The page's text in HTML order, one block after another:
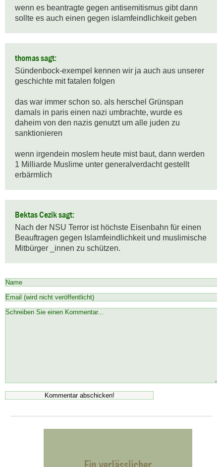
wenn es beantragte gegen antisemitismus gibt dann
sollte es auch einen gegen islamfeindlichkeit geben
thomas sagt:
Sündenbock-exempel kennen wir ja auch aus unserer
geschichte mit fatalen folgen
das war immer schon so. als herschel Grünspan
damals in paris einen nazi umbrachte, wurde es
daheim von den nazis genutzt um alle juden zu
sanktionieren
wenn irgendein moslem heute mist baut, dann werden
1 Milliarde Muslime unter generalverdacht gestellt
erbärmlich
Bektas Cezik sagt:
Nach der NSU Terror ist höchste Eisenbahn für einen
Beauftragen gegen Islamfeindlichkeit und muslimische
Mitbürger _innen zu schützen.